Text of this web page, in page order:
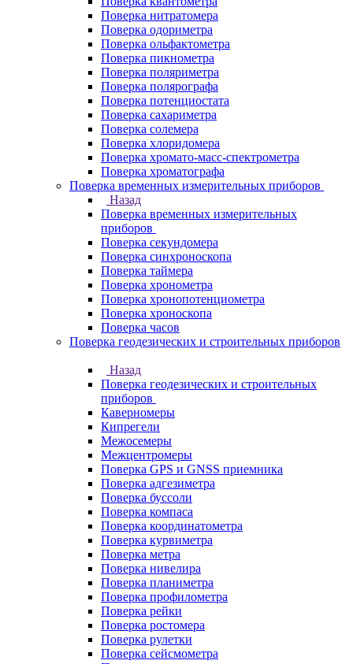
Поверка нитратомера
Поверка одориметра
Поверка ольфактометра
Поверка пикнометра
Поверка поляриметра
Поверка полярографа
Поверка потенциостата
Поверка сахариметра
Поверка солемера
Поверка хлоридомера
Поверка хромато-масс-спектрометра
Поверка хроматографа
Поверка временных измерительных приборов
Назад
Поверка временных измерительных
приборов
Поверка секундомера
Поверка синхроноскопа
Поверка таймера
Поверка хронометра
Поверка хронопотенциометра
Поверка хроноскопа
Поверка часов
Поверка геодезических и строительных приборов
Назад
Поверка геодезических и строительных
приборов
Каверномеры
Кипрегели
Межосемеры
Межцентромеры
Поверка GPS и GNSS приемника
Поверка адгезиметра
Поверка буссоли
Поверка компаса
Поверка координатометра
Поверка курвиметра
Поверка метра
Поверка нивелира
Поверка планиметра
Поверка профилометра
Поверка рейки
Поверка ростомера
Поверка рулетки
Поверка сейсмометра